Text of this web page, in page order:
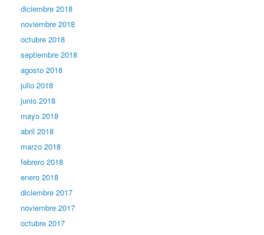
diciembre 2018
noviembre 2018
octubre 2018
septiembre 2018
agosto 2018
julio 2018
junio 2018
mayo 2018
abril 2018
marzo 2018
febrero 2018
enero 2018
diciembre 2017
noviembre 2017
octubre 2017